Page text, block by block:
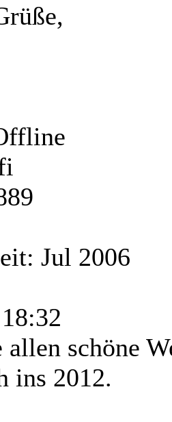
Jul 2006
schöne
ins 2012.